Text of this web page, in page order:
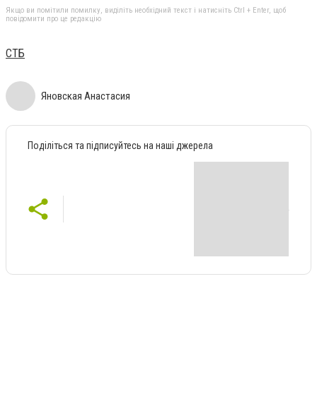
Якщо ви помітили помилку, виділіть необхідний текст і натисніть Ctrl + Enter, щоб
повідомити про це редакцію
СТБ
Яновская Анастасия
Поділіться та підписуйтесь на наші джерела